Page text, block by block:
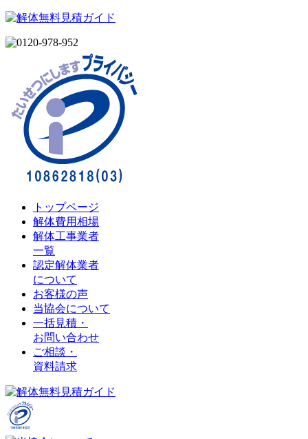
トップページ
解体費用相場
解体工事業者
一覧
認定解体業者
について
お客様の声
当協会について
一括見積・
お問い合わせ
ご相談・
資料請求